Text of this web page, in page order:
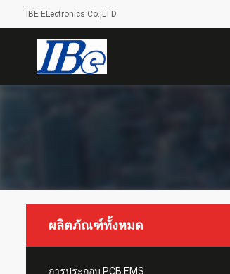
IBE ELectronics Co.,LTD
ผลิตภัณฑ์ทั้งหมด
การประกอบ PCB EMS